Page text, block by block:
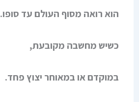
הוא רואה מסוף העולם עד סופו.
כשיש מחשבה מקובעת,
במוקדם או במאוחר יצוץ פחד.